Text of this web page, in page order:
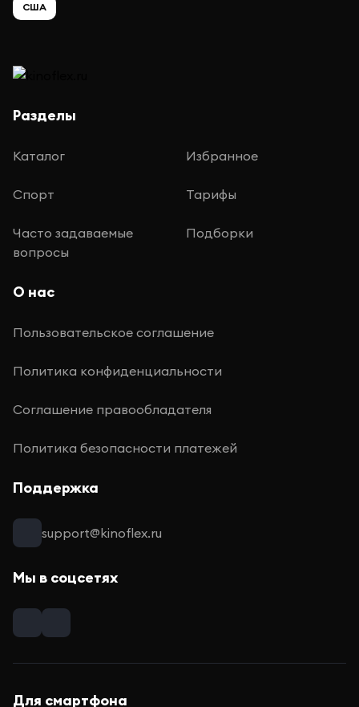
США
Разделы
Каталог Избранное
Спорт Тарифы
Часто задаваемые
вопросы
Подборки
О нас
Пользовательское соглашение
Политика конфиденциальности
Соглашение правообладателя
Политика безопасности платежей
Поддержка
support@kinoflex.ru
Мы в соцсетях
Для смартфона